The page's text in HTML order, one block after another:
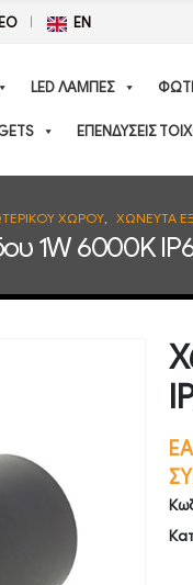
EN
LED ΛΑΜΠΕΣ
ΕΠΕΝΔΥΣΕΙΣ
ΧΩΡΟΥ, ΧΩΝΕΥΤΑ
1W 6000K